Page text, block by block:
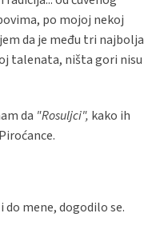
po mojoj nekoj
da je među tri najbolja
talenata, ništa gori nisu
da "Rosuljci", kako ih
mene, dogodilo se.